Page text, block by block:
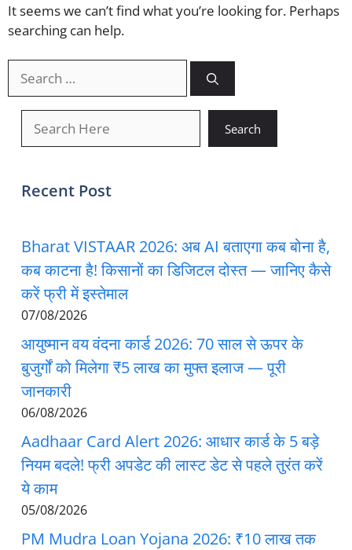
It seems we can’t find what you’re looking for. Perhaps
searching can help.
for:
Search
Recent Post
Bharat VISTAAR 2026: अब AI बताएगा कब बोना है,
कब काटना है! किसानों का डिजिटल दोस्त — जानिए कैसे
करें फ्री में इस्तेमाल
07/08/2026
आयुष्मान वय वंदना कार्ड 2026: 70 साल से ऊपर के
बुजुर्गों को मिलेगा ₹5 लाख का मुफ्त इलाज — पूरी
जानकारी
06/08/2026
Aadhaar Card Alert 2026: आधार कार्ड के 5 बड़े
नियम बदले! फ्री अपडेट की लास्ट डेट से पहले तुरंत करें
ये काम
05/08/2026
PM Mudra Loan Yojana 2026: ₹10 लाख तक